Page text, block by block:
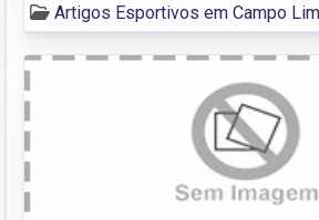
Artigos Esportivos em Campo